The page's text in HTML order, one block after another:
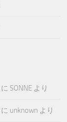
に SONNE より
に unknown より